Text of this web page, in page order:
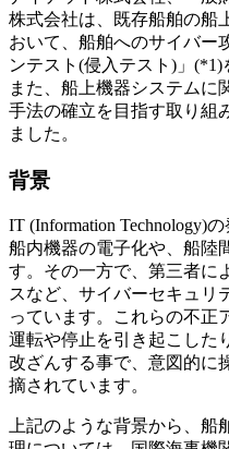
株式会社は、既存船舶の船
おいて、船舶へのサイバー
ンテスト(侵入テスト)」(*1)
また、船上機器システムに
手法の確立を目指す取り組
ました。
背景
IT (Information Technology)
船内機器の電子化や、船陸
す。その一方で、第三者に
スなど、サイバーセキュリ
っています。これらの不正
運転や停止を引き起こした
改ざんする事で、意図的に
摘されています。
上記のような背景から、